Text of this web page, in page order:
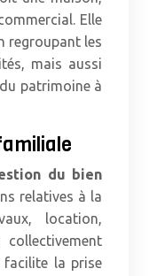
Elle
regroupant les
mais aussi
patrimoine à
du bien
relatives à la
location,
facilite la prise